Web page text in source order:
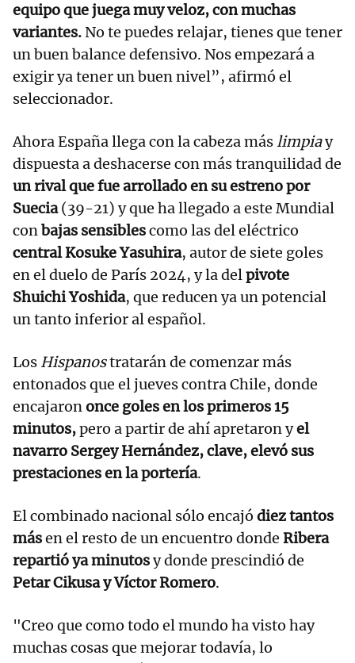
equipo que juega muy veloz, con muchas
variantes. No te puedes relajar, tienes que tener
un buen balance defensivo. Nos empezará a
exigir ya tener un buen nivel”, afirmó el
seleccionador.
Ahora España llega con la cabeza máslimpiay
dispuesta a deshacerse con más tranquilidad de
un rival que fue arrollado en su estreno por
Suecia(39-21) y que ha llegado a este Mundial
conbajas sensiblescomo las del eléctrico
central Kosuke Yasuhira, autor de siete goles
en el duelo de París 2024, y la delpivote
Shuichi Yoshida, que reducen ya un potencial
un tanto inferior al español.
Los Hispanostratarán de comenzar más
entonados que el jueves contra Chile, donde
encajarononce goles en los primeros 15
minutos,pero a partir de ahí apretaron yel
navarro Sergey Hernández, clave, elevó sus
prestaciones en la portería.
El combinado nacional sólo encajó diez tantos
másen el resto de un encuentro donde Ribera
repartió ya minutosy donde prescindió de
Petar Cikusa y Víctor Romero.
"Creo que como todo el mundo ha visto hay
muchas cosas que mejorar todavía, lo